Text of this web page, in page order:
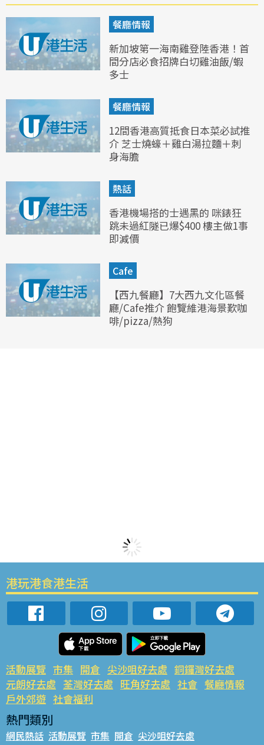
餐廳情報
新加坡第一海南雞登陸香港！首
間分店必食招牌白切雞油飯/蝦
多士
餐廳情報
12間香港高質抵食日本菜必試推
介 芝士燒蠔＋雞白湯拉麵＋刺
身海膽
熱話
香港機場搭的士遇黑的 咪錶狂
跳未過紅隧已爆$400 樓主做1事
即減價
Cafe
【西九餐廳】7大西九文化區餐
廳/Cafe推介 飽覽維港海景歎咖
啡/pizza/熱狗
港玩港食港生活
活動展覽 市集 開倉 尖沙咀好去處 銅鑼灣好去處
元朗好去處 荃灣好去處 旺角好去處 社會 餐廳情報
戶外郊遊 社會福利
熱門類別
網民熱話 活動展覽 市集 開倉 尖沙咀好去處